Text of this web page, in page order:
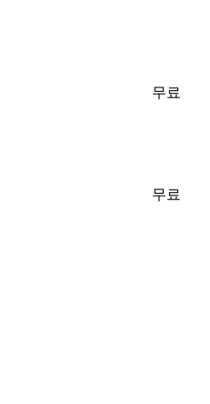
무료
무료